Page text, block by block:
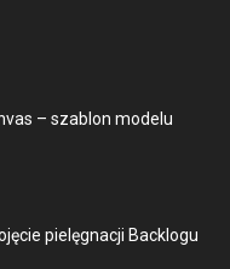
– szablon modelu
pielęgnacji Backlogu